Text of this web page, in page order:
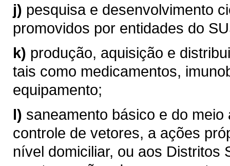
j) pesquisa e desenvolvimento
promovidos por entidades do
k) produção, aquisição e
tais como medicamentos,
equipamento;
l) saneamento básico e do
controle de vetores, a ações
nível domiciliar, ou aos Distritos